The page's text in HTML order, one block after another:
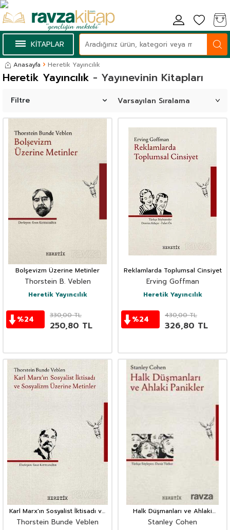
KİTAPLAR
Anasayfa Heretik Yayıncılık
- Yayınevinin Kitapları
Heretik Yayıncılık
Filtre
Bolşevizm Üzerine Metinler
Thorstein B. Veblen
Heretik Yayıncılık
%24 330,00TL
250,80 TL
Reklamlarda Toplumsal Cinsiyet
Erving Goffman
Heretik Yayıncılık
%24 430,00TL
326,80 TL
Karl Marx'ın Sosyalist İktisadı ve
Sosyalizm Üzerine Metinler
Thorstein Bunde Veblen
Halk Düşmanları ve Ahlaki
Panikler
Stanley Cohen